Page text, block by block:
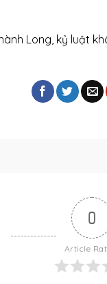
Long, kỷ luật
0
Article